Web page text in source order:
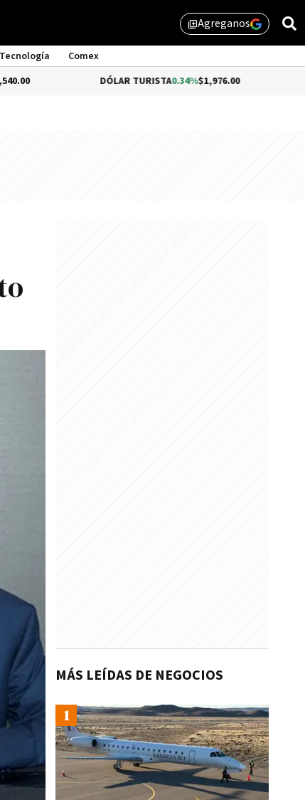
library_addAgreganos
Tecnología
Comex
DÓLAR TURISTA0.34%$1,976.00
MÁS LEÍDAS DE NEGOCIOS